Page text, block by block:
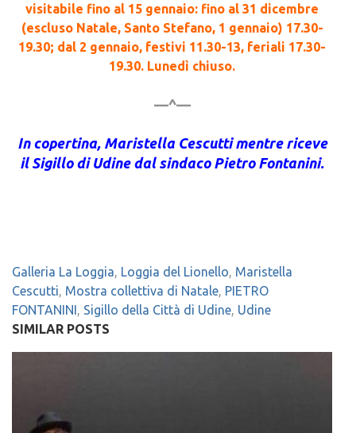
visitabile fino al 15 gennaio: fino al 31 dicembre
(escluso Natale, Santo Stefano, 1 gennaio) 17.30-
19.30; dal 2 gennaio, festivi 11.30-13, feriali 17.30-
19.30. Lunedì chiuso.
—^—
In copertina, Maristella Cescutti mentre riceve
il Sigillo di Udine dal sindaco Pietro Fontanini.
Galleria La Loggia Loggia del Lionello Maristella
Cescutti Mostra collettiva di Natale PIETRO
FONTANINI Sigillo della Città di Udine Udine
SIMILAR POSTS